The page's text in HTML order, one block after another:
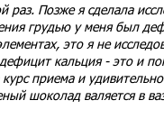
раз. Позже я сделала
грудью у меня был
это я не
кальция - это и
приема и
шоколад валяется в